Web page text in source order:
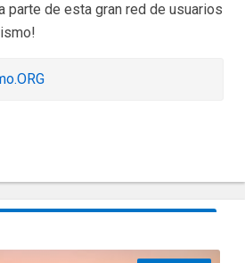
parte de esta gran red de usuarios